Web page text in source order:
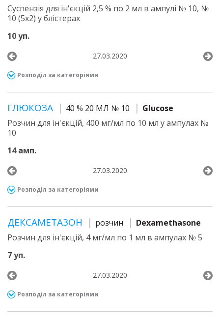
Суспензія для ін'єкцій 2,5 % по 2 мл в ампулі № 10, №
10 (5х2) у блістерах
10 уп.
27.03.2020
Розподіл за категоріями
ГЛЮКОЗА 40 % 20 МЛ № 10
Glucose
Розчин для ін'єкцій, 400 мг/мл по 10 мл у ампулах №
10
14 амп.
27.03.2020
Розподіл за категоріями
ДЕКСАМЕТАЗОН розчин
Dexamethasone
Розчин для ін'єкцій, 4 мг/мл по 1 мл в ампулах № 5
7 уп.
27.03.2020
Розподіл за категоріями